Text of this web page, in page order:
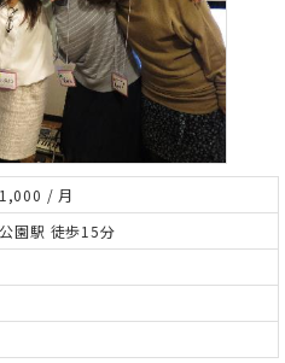
/ 月
園駅 徒歩15分